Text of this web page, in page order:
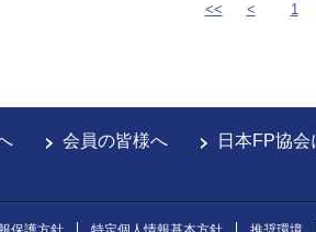
<< < 1
会員の皆様へ 日本FP協会